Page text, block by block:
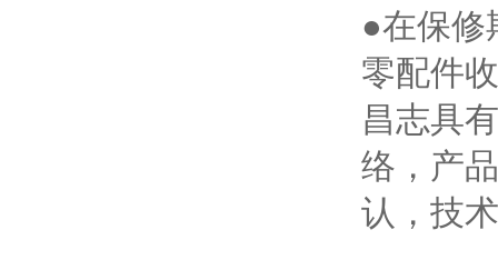
●在保修
零配件
昌志具
络，产
认，技